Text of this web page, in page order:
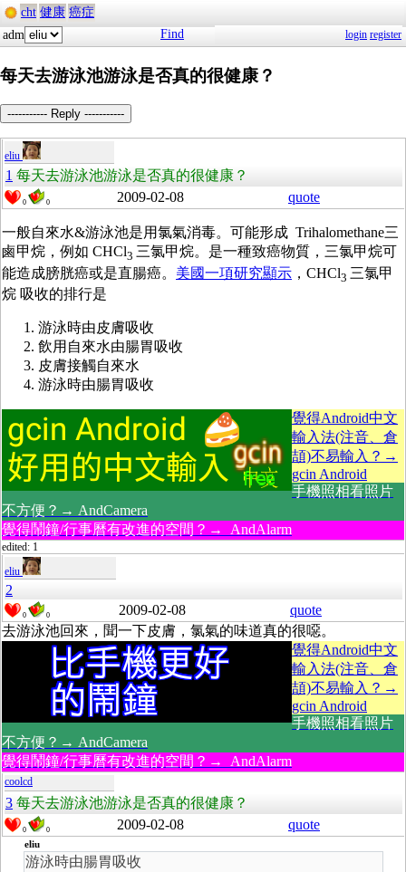
cht 健康 癌症
adm
Find login register
每天去游泳池游泳是否真的很健康？
----------- Reply -----------
eliu
1 每天去游泳池游泳是否真的很健康？
0 0 2009-02-08 quote
一般自來水&游泳池是用氯氣消毒。可能形成 Trihalomethane三
鹵甲烷，例如 CHCl3 三氯甲烷。是一種致癌物質，三氯甲烷可
能造成膀胱癌或是直腸癌。 美國一項研究顯示 ，CHCl3 三氯甲
烷 吸收的排行是
游泳時由皮膚吸收
飲用自來水由腸胃吸收
皮膚接觸自來水
游泳時由腸胃吸收
覺得Android中文
輸入法(注音、倉
頡)不易輸入？→
gcin Android
手機照相看照片
不方便？→ AndCamera
覺得鬧鐘/行事曆有改進的空間？→ AndAlarm
edited: 1
eliu
2
0 0 2009-02-08
quote
去游泳池回來，聞一下皮膚，氯氣的味道真的很噁。
覺得Android中文
輸入法(注音、倉
頡)不易輸入？→
gcin Android
手機照相看照片
不方便？→ AndCamera
覺得鬧鐘/行事曆有改進的空間？→ AndAlarm
coolcd
3 每天去游泳池游泳是否真的很健康？
0 0 2009-02-08 quote
eliu
游泳時由腸胃吸收